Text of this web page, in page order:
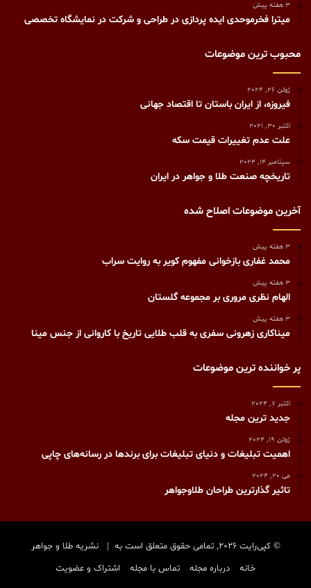
3 هفته پیش
میترا فخرموحدی ایده پردازی در طراحی و شرکت در نمایشگاه تخصصی
محبوب ترین موضوعات
ژوئن 26, 2024
فیروزه، از ایران باستان تا اقتصاد جهانی
اکتبر 30, 2021
علت عدم تغییرات قیمت سکه
سپتامبر 14, 2024
تاریخچه صنعت طلا و جواهر در ایران
آخرین موضوعات اصلاح شده
3 هفته پیش
محمد غفاری بازخوانی مفهوم کویر به روایت سراب
3 هفته پیش
الهام نظری مروری بر مجموعه گلستان
3 هفته پیش
میناکاری زهرونی سفری به قلب طلایی تاریخ با کاروانی از جنس مینا
پر خواننده ترین موضوعات
اکتبر 7, 2024
جدید ترین مجله
ژوئن 19, 2024
اهمیت تبلیغات و دنیای تبلیغات برای برندها در رسانه‌های چاپی
می 20, 2024
تاثیر گذارترین طراحان طلاوجواهر
© کپی‌رایت 2026, تمامی حقوق متعلق است به |
نشریه طلا و جواهر
خانه
درباره مجله تماس با مجله اشتراک و عضویت